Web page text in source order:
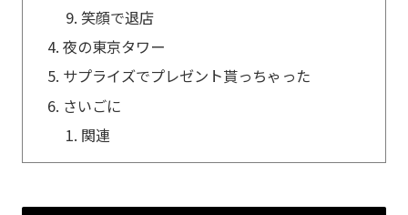
笑顔で退店
夜の東京タワー
サプライズでプレゼント貰っちゃった
さいごに
関連